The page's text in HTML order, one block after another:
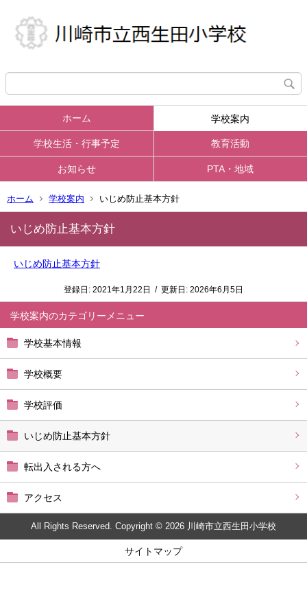
ホーム 学校案内
学校生活・行事予定 教育活動
お知らせ PTA・地域
ホーム 学校案内 いじめ防止基本方針
学校案内
学校基本情報
学校概要
学校評価
いじめ防止基本方針
転出入される方へ
アクセス
いじめ防止基本方針
いじめ防止基本方針
登録日: 2021年1月22日 / 更新日: 2026年6月5日
All Rights Reserved. Copyright © 2026 川崎市立西生田小学校
サイトマップ